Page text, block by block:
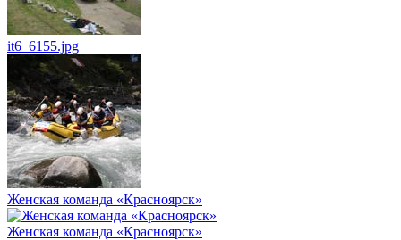
it6_6155.jpg
Женская команда «Красноярск»
Женская команда «Красноярск»